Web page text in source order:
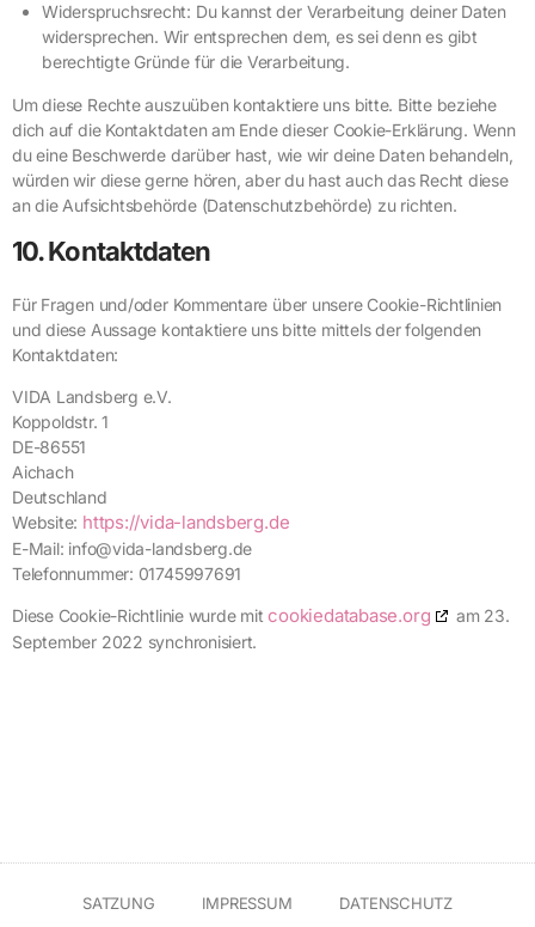
Widerspruchsrecht: Du kannst der Verarbeitung deiner Daten
widersprechen. Wir entsprechen dem, es sei denn es gibt
berechtigte Gründe für die Verarbeitung.
Um diese Rechte auszuüben kontaktiere uns bitte. Bitte beziehe
dich auf die Kontaktdaten am Ende dieser Cookie-Erklärung. Wenn
du eine Beschwerde darüber hast, wie wir deine Daten behandeln,
würden wir diese gerne hören, aber du hast auch das Recht diese
an die Aufsichtsbehörde (Datenschutzbehörde) zu richten.
10. Kontaktdaten
Für Fragen und/oder Kommentare über unsere Cookie-Richtlinien
und diese Aussage kontaktiere uns bitte mittels der folgenden
Kontaktdaten:
VIDA Landsberg e.V.
Koppoldstr. 1
DE-86551
Aichach
Deutschland
Website: https://vida-landsberg.de
E-Mail: info@vida-landsberg.de
Telefonnummer: 01745997691
Diese Cookie-Richtlinie wurde mitcookiedatabase.org
am 23.
September 2022 synchronisiert.
SATZUNG IMPRESSUM DATENSCHUTZ